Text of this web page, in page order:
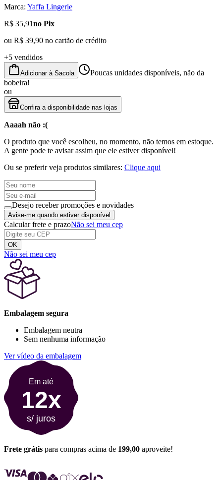
Marca: Yaffa Lingerie
R$ 35,91no Pix
ou R$ 39,90 no cartão de crédito
+5 vendidos
Adicionar à Sacola
Poucas unidades disponíveis, não da
bobeira!
ou
Confira a disponibilidade nas lojas
Aaaah não :(
O produto que você escolheu, no momento, não temos em estoque.
A gente pode te avisar assim que ele estiver disponível!
Ou se preferir veja produtos similares: Clique aqui
Desejo receber promoções e novidades
Avise-me quando estiver disponível
Calcular frete e prazoNão sei meu cep
OK
Não sei meu cep
Embalagem segura
Embalagem neutra
Sem nenhuma informação
Ver vídeo da embalagem
Em até
12x
s/ juros
Frete grátis para compras acima de 199,00 aproveite!